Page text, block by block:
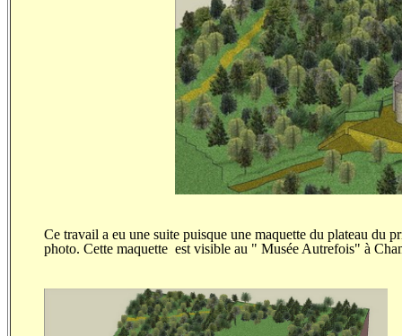
Ce travail a eu une suite puisque une maquette du plateau du
photo. Cette maquette est visible au " Musée Autrefois" à